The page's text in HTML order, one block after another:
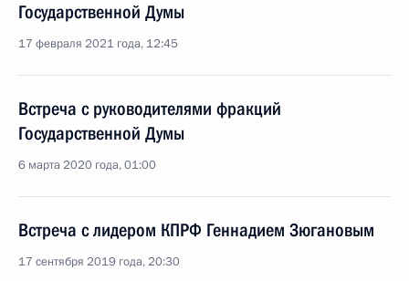
Государственной Думы
17 февраля 2021 года, 12:45
Встреча с руководителями фракций
Государственной Думы
6 марта 2020 года, 01:00
Встреча с лидером КПРФ Геннадием Зюгановым
17 сентября 2019 года, 20:30